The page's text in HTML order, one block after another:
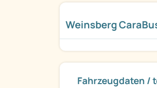
Weinsberg
Fahrzeugdaten /